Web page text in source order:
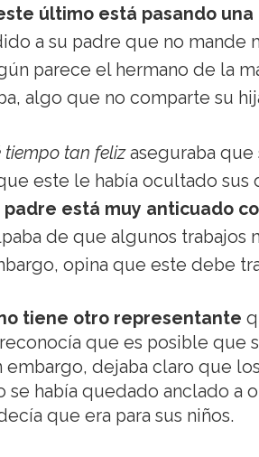
último está pasando
a su padre que no mande
parece el hermano de la
algo que no comparte su
tiempo tan felizaseguraba que
este le había ocultado
padre está muy anticuado
de que algunos
opina que este debe
tiene otro representante
que es posible que
embargo, dejaba claro que
había quedado anclado a
que era para sus niños.